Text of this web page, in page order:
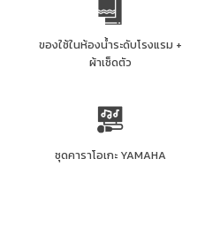
ของใช้ในห้องน้ำระดับโรงแรม +
ผ้าเช็ดตัว
ชุดคาราโอเกะ YAMAHA